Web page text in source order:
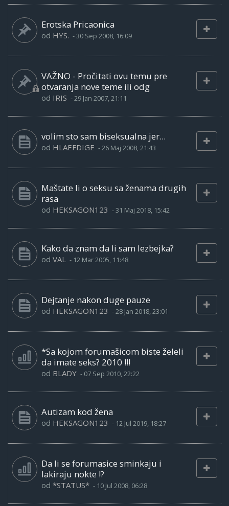
Erotska Pricaonica
od HYS. -30 Sep 2008, 16:09
VAŽNO - Pročitati ovu temu pre
otvaranja nove teme ili odg
od IRIS -29 Jan 2007, 21:11
volim sto sam biseksualna jer...
od HLAEFDIGE -26 Maj 2008, 21:43
Maštate li o seksu sa ženama drugih
rasa
od HEKSAGON123 -31 Maj 2018, 15:42
Kako da znam da li sam lezbejka?
od VAL - 12 Mar 2005, 11:48
Dejtanje nakon duge pauze
od HEKSAGON123 -28 Jan 2018, 23:01
*Sa kojom forumašicom biste želeli
da imate seks? 2010 !!!
od BLADY - 07 Sep 2010, 22:22
Autizam kod žena
od HEKSAGON123 - 12 Jul 2019, 18:27
Da li se forumasice sminkaju i
lakiraju nokte !?
od *STATUS* - 10 Jul 2008, 06:28